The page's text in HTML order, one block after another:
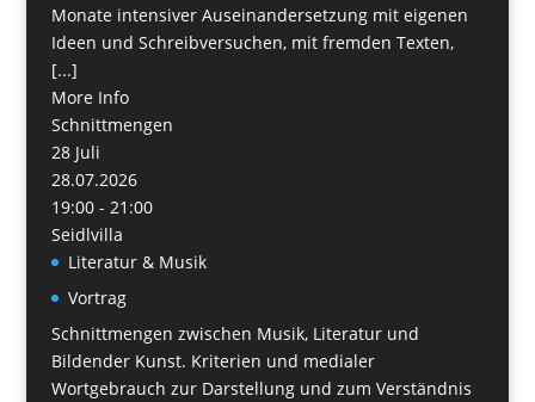
Monate intensiver Auseinandersetzung mit eigenen
Ideen und Schreibversuchen, mit fremden Texten,
[...]
More Info
Schnittmengen
28 Juli
28.07.2026
19:00 - 21:00
Seidlvilla
Literatur & Musik
Vortrag
Schnittmengen zwischen Musik, Literatur und
Bildender Kunst. Kriterien und medialer
Wortgebrauch zur Darstellung und zum Verständnis